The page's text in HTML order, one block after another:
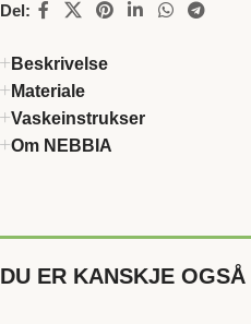
Del:
Beskrivelse
Materiale
Vaskeinstrukser
Om NEBBIA
DU ER KANSKJE